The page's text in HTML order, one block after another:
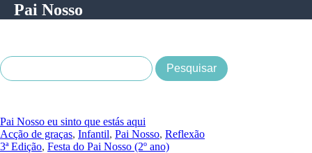
Pai Nosso
Pai Nosso eu sinto que estás aqui
Acção de graças, Infantil, Pai Nosso, Reflexão
3ª Edição, Festa do Pai Nosso (2º ano)